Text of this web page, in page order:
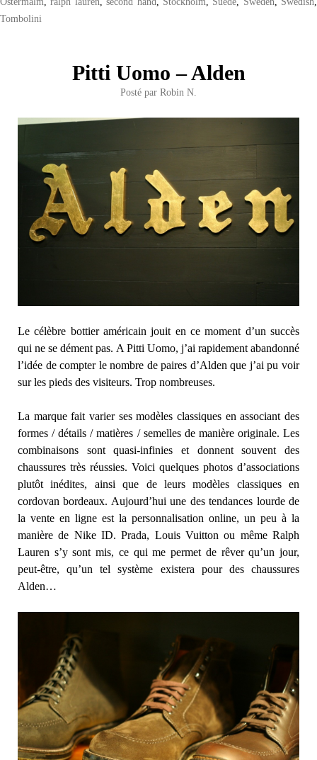
Tombolini
Pitti Uomo – Alden
Posté par Robin N.
Le célèbre bottier américain jouit en ce moment d’un succès
qui ne se dément pas. A Pitti Uomo, j’ai rapidement abandonné
l’idée de compter le nombre de paires d’Alden que j’ai pu voir
sur les pieds des visiteurs. Trop nombreuses.
La marque fait varier ses modèles classiques en associant des
formes / détails / matières / semelles de manière originale. Les
combinaisons sont quasi-infinies et donnent souvent des
chaussures très réussies. Voici quelques photos d’associations
plutôt inédites, ainsi que de leurs modèles classiques en
cordovan bordeaux. Aujourd’hui une des tendances lourde de
la vente en ligne est la personnalisation online, un peu à la
manière de Nike ID. Prada, Louis Vuitton ou même Ralph
Lauren s’y sont mis, ce qui me permet de rêver qu’un jour,
peut-être, qu’un tel système existera pour des chaussures
Alden…